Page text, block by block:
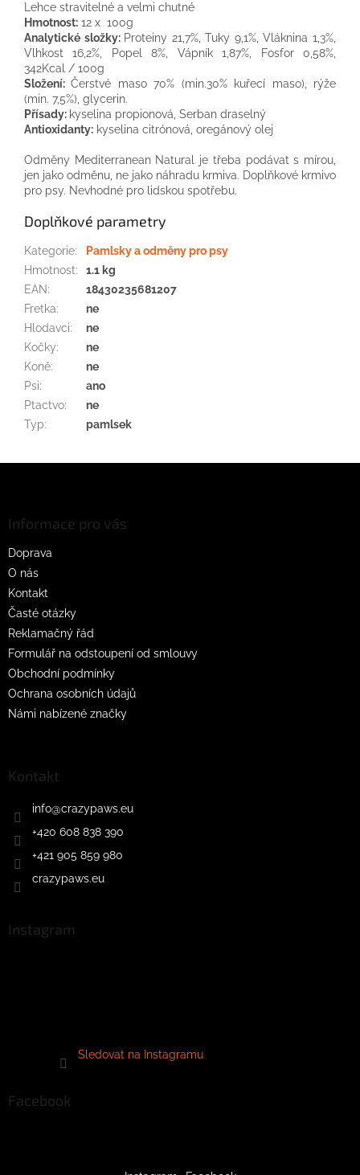
Lehce stravitelné a velmi chutné
Hmotnost: 12 x 100g
Analytické složky: Proteiny 21,7%, Tuky 9,1%, Vláknina 1,3%
Vlhkost
16,2% Popel 8% Vápník 1,87% Fosfor 0,58%
342Kcal
/ 100g
Složení: Čerstvé maso70% (min.30% kuřecí maso) , rýže
(min. 7,5%) , glycerin.
Přísady: kyselina propionová Serban draselný
Antioxidanty: kyselina citrónová, oregánový olej
Odměny Mediterranean Natural je třeba podávat s mírou
jen jako odměnu ne jako náhradu krmiva. Doplňkové krmivo
pro psy. Nevhodné pro lidskou spotřebu.
Doplňkové parametry
Kategorie:
Pamlsky a odměny pro psy
Hmotnost:
1.1 kg
EAN:
18430235681207
Fretka:
ne
Hlodavci:
ne
Kočky:
ne
Koně:
ne
Psi:
ano
Ptactvo:
ne
Typ: pamlsek
Informace pro vás
Doprava
O nás
Kontakt
Časté otázky
Reklamačný řád
Formulář na odstoupení od smlouvy
Obchodní podmínky
Ochrana osobních údajů
Námi nabízené značky
Kontakt
info@crazypaws.eu
+420 608 838 390
+421 905 859 980
crazypaws.eu
Instagram
Sledovat na Instagramu
Facebook